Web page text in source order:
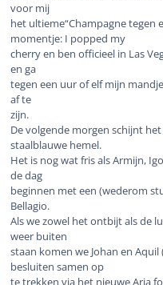
voor mij
het ultieme“Champagne tegen
momentje: I popped my
cherry en ben officieel in Las
en ga
tegen een uur of elf mijn
af te
zijn.
De volgende morgen schijnt
staalblauwe hemel.
Het is nog wat fris als Armijn,
de dag
beginnen met een (wederom
Bellagio.
Als we zowel het ontbijt als de
weer buiten
staan komen we Johan en
besluiten samen op
te trekken via het nieuwe Aria